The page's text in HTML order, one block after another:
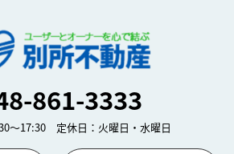
861-3333
～17:30 定休日：火曜日・水曜日